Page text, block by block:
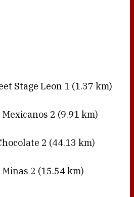
Stage Leon 1 (1.37 km)
2 (9.91 km)
2 (44.13 km)
2 (15.54 km)